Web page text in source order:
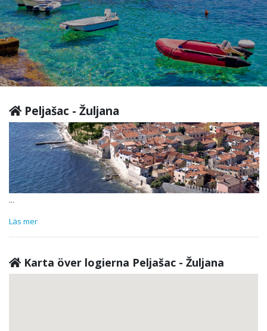
Peljašac - Žuljana
...
Läs mer
Karta över logierna Peljašac - Žuljana